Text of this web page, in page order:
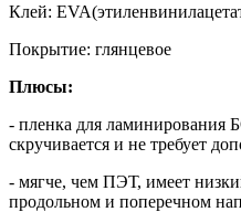
Клей: EVA
Покрытие: глянцевое
Плюсы:
- пленка для
скручивается и не требует
- мягче, чем ПЭТ, имеет
продольном и поперечном